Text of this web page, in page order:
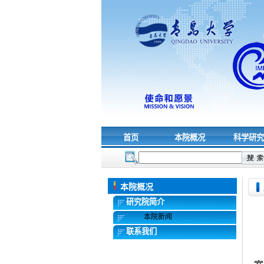
首页 本院概况 科学研
本院概况
研究院简介
本院新闻
联系我们